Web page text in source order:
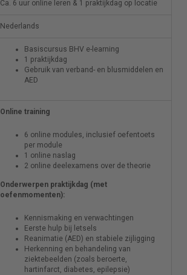
Ca. 6 uur online leren & 1 praktijkdag op locatie
Nederlands
Basiscursus BHV e-learning
1 praktijkdag
Gebruik van verband- en blusmiddelen
en AED
Online training
6 online modules, inclusief oefentoets
per module
1 online naslag
2 online deelexamens over de theorie
Onderwerpen praktijkdag (met
oefenmomenten):
Kennismaking en verwachtingen
Eerste hulp bij letsels
Reanimatie (AED) en stabiele zijligging
Herkenning en behandeling van
ziektebeelden (zoals beroerte,
hartinfarct, diabetes, epilepsie)
Ca. 6 uur online leren & 1 praktijkdag op locatie
Nederlands
Basiscursus BHV e-learning
1 praktijkdag
Gebruik van verband- en blusmiddelen en
AED
Online training
6 online modules, inclusief oefentoets
per module
1 online naslag
2 online deelexamens over de theorie
Onderwerpen praktijkdag (met
oefenmomenten):
Kennismaking en verwachtingen
Eerste hulp bij letsels
Reanimatie (AED) en stabiele zijligging
Herkenning en behandeling van
ziektebeelden (zoals beroerte,
hartinfarct, diabetes, epilepsie)